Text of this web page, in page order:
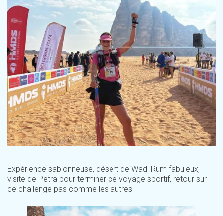
Expérience sablonneuse, désert de Wadi Rum fabuleux,
visite de Petra pour terminer ce voyage sportif, retour sur
ce challenge pas comme les autres